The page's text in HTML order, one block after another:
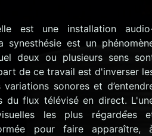
est une installation
synesthésie est un
deux ou plusieurs sens
de ce travail est d'inverser
sonores et
du flux télévisé en direct.
les plus régardé́es
pour faire apparaître,